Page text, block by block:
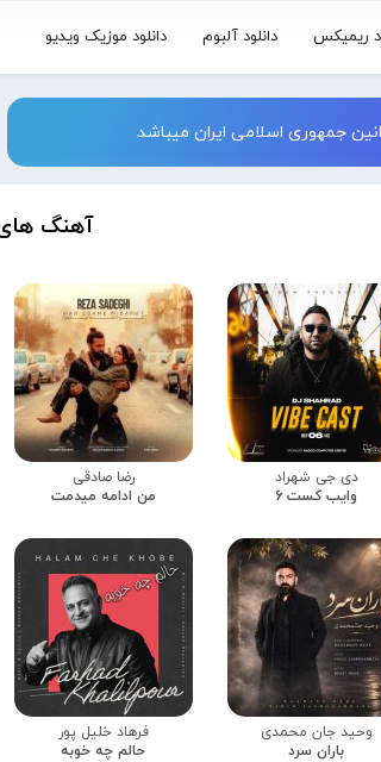
ریمیکس دانلود آلبوم دانلود موزیک ویدیو
جمهوری اسلامی ایران میباشد
آهنگ
دی جی شهراد
وایب کست 6
رضا صادقی
من ادامه میدمت
وحید جان محمدی
باران سرد
فرهاد خلیل پور
حالم چه خوبه